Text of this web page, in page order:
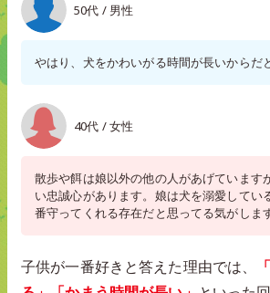
50代 / 男性
やはり、犬をかわいがる時間が長いからだ
40代 / 女性
散歩や餌は娘以外の他の人があげています
い忠誠心があります。娘は犬を溺愛してい
番守ってくれる存在だと思ってる気がします
子供が一番好きと答えた理由では、